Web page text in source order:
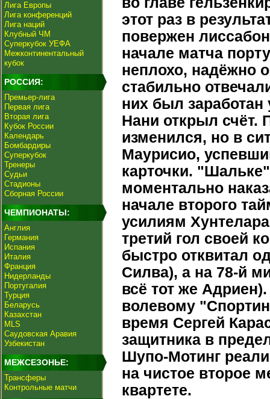
Лига Европы
Лига конференций
Лига наций
Клубный ЧМ
Суперкубок УЕФА
Межконтинентальный
кубок
РОССИЯ:
Премьер-лига
Первая лига
Вторая лига
Кубок России
Календарь
Бомбардиры
Суперкубок
Тренеры
Судьи
Стадионы
Сборная России
ЧЕМПИОНАТЫ:
Англия
Германия
Испания
Италия
Франция
Нидерланды
Португалия
Турция
Беларусь
Казахстан
MLS
Саудовская Аравия
Узбекистан
МЕЖСЕЗОНЬЕ:
Трансферы
Контрольные матчи
этот раз в
повержен
начале матча
неплохо, надёжно
стабильно
них был заработан
Нани открыл счёт.
изменился, но в
Маурисио,
карточки.
моментально
начале второго
усилиям
третий гол своей
быстро отквитал
Силва), а на 78-й
всё тот же
волевому
время Сергей
защитника в
Шупо-Мотинг
на чистое второе
квартете.